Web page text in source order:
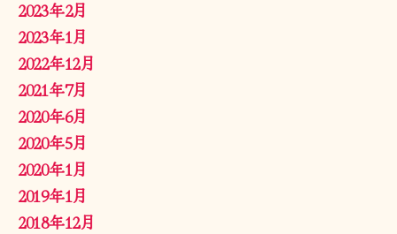
2023年2月
2023年1月
2022年12月
2021年7月
2020年6月
2020年5月
2020年1月
2019年1月
2018年12月